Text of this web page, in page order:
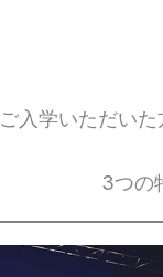
ご入学いただい
3つの